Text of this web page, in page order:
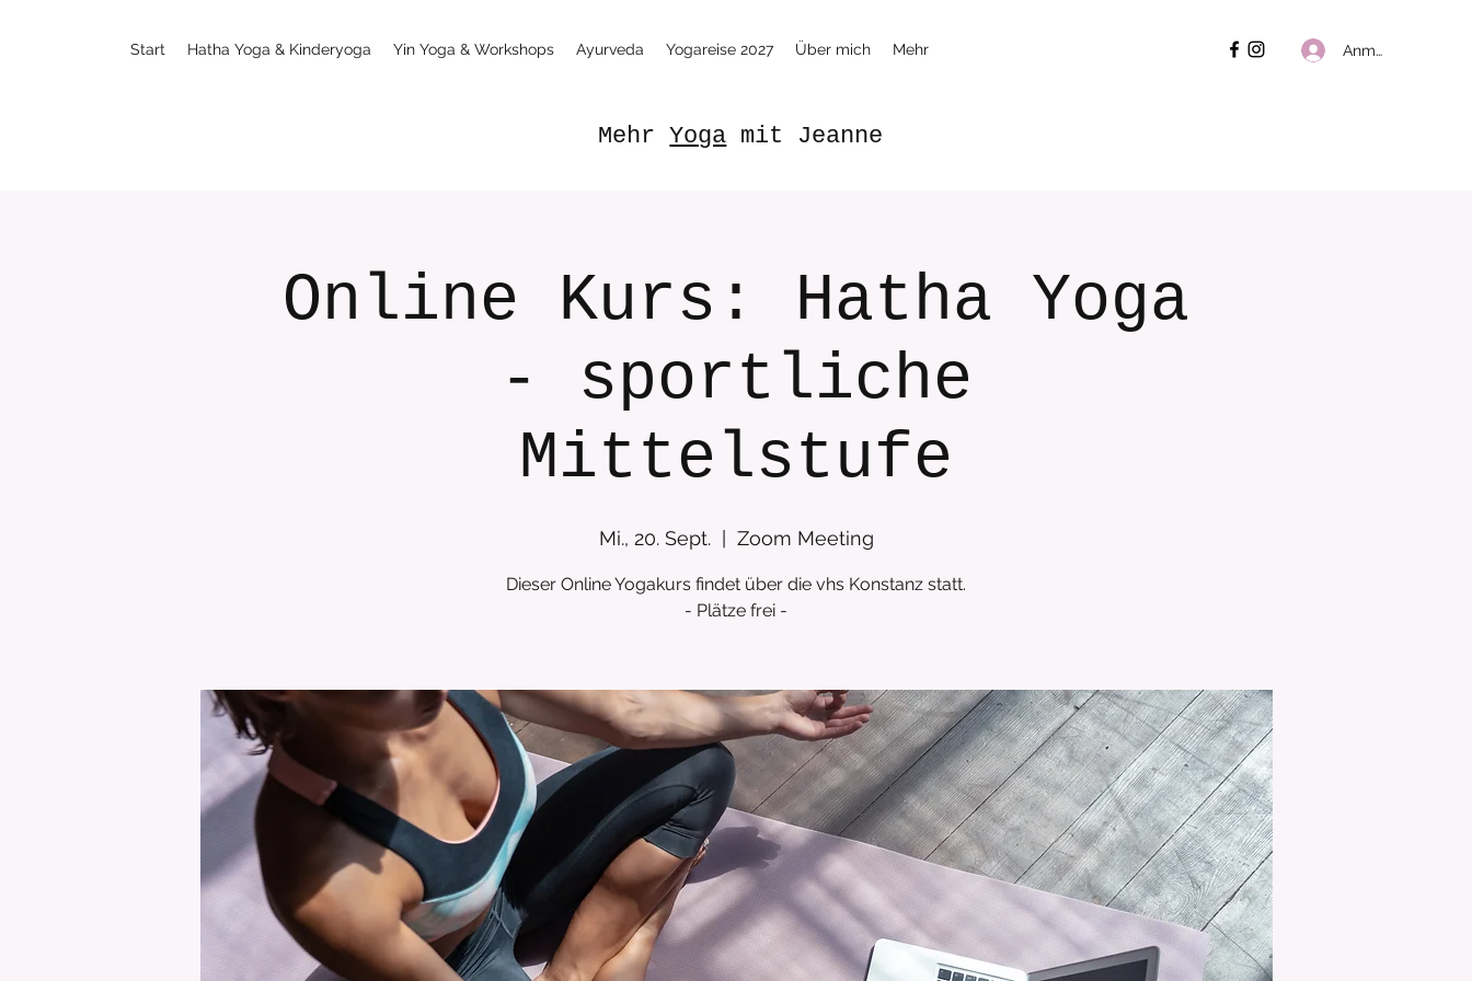
Start Hatha Yoga & Kinderyoga Yin Yoga & Workshops Ayurveda Yogareise 2027 Über mich Mehr Anmelden
MehrYoga mit Jeanne
Online Kurs: Hatha Yoga
- sportliche
Mittelstufe
Mi., 20. Sept.
  |
Zoom Meeting
Dieser Online Yogakurs findet über die vhs Konstanz statt.